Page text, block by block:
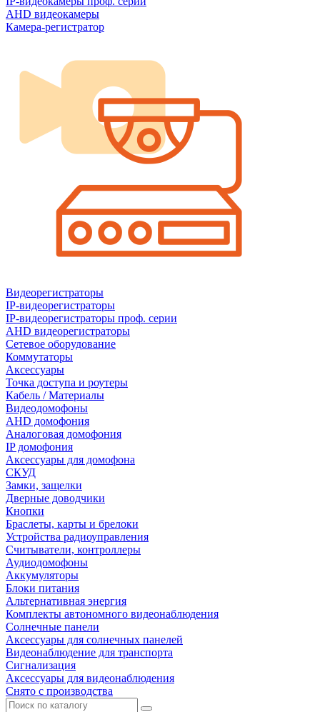
AHD видеокамеры
Камера-регистратор
Видеорегистраторы
IP-видеорегистраторы
IP-видеорегистраторы проф. серии
AHD видеорегистраторы
Сетевое оборудование
Коммутаторы
Аксессуары
Точка доступа и роутеры
Кабель / Материалы
Видеодомофоны
AHD домофония
Аналоговая домофония
IP домофония
Аксессуары для домофона
СКУД
Замки, защелки
Дверные доводчики
Кнопки
Браслеты, карты и брелоки
Устройства радиоуправления
Считыватели, контроллеры
Аудиодомофоны
Аккумуляторы
Блоки питания
Альтернативная энергия
Комплекты автономного видеонаблюдения
Солнечные панели
Аксессуары для солнечных панелей
Видеонаблюдение для транспорта
Сигнализация
Аксессуары для видеонаблюдения
Снято с производства